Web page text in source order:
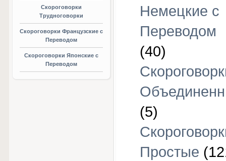
Скороговорки
Трудноговорки
Скороговорки Французские с
Переводом
Скороговорки Японские с
Переводом
Немецкие с
Переводом
(40)
(5)
Простые